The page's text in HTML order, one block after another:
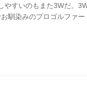
やすいのもまた3Wだ。
馴染みのプロゴルファー